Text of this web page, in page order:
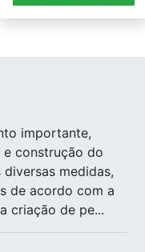
importante,
construção do
medidas,
de acordo com a
criação de pe...